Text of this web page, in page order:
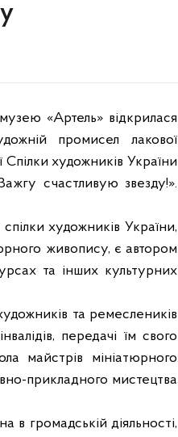
«Артель» відкрилася
промисел лакової
Спілки художників України
счастливую звезду!».
художників України,
живопису, є автором
та інших культурних
та ремеслеників
передачі їм свого
майстрів мініатюрного
прикладного мистецтва
в громадській діяльності,